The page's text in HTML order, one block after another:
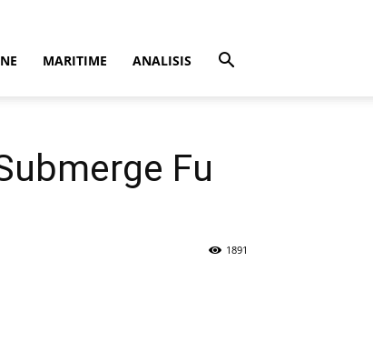
MARITIME ANALISIS
Fu
1891